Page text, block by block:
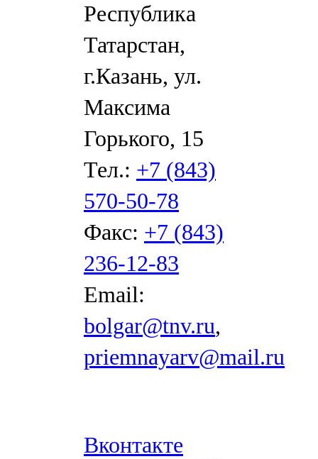
Республика
Татарстан,
г.Казань, ул.
Максима
Горького, 15
Тел.: +7 (843)
570-50-78
Факс: +7 (843)
236-12-83
Email:
bolgar@tnv.ru,
priemnayarv@mail.ru
Вконтакте